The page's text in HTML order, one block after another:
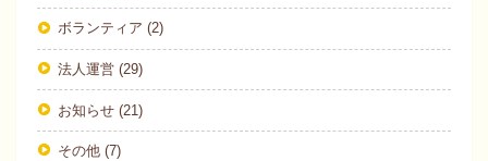
ボランティア (2)
法人運営 (29)
お知らせ (21)
その他 (7)